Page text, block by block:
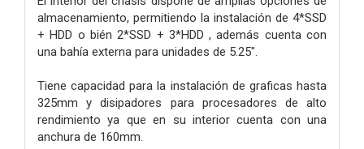
almacenamiento, permitiendo la instalación de 4*SSD
+ HDD o bién 2*SSD + 3*HDD , además cuenta con
una bahía externa para unidades de 5.25".
Tiene capacidad para la instalación de graficas hasta
325mm y disipadores para procesadores de alto
rendimiento ya que en su interior cuenta con una
anchura de 160mm.